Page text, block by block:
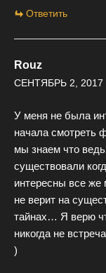
Ответить
Rouz
СЕНТЯБРЬ 2, 2017
У меня не была
начала смотреть
мы знаем что
существовали
интересны все же
не верит на
тайнах… Я верю
никогда не
)